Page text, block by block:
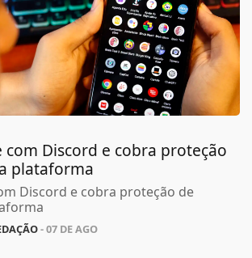
com Discord e cobra proteção
plataforma
Discord e cobra proteção de
- 07 DE AGO